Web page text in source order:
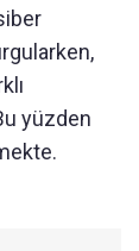
yüzden